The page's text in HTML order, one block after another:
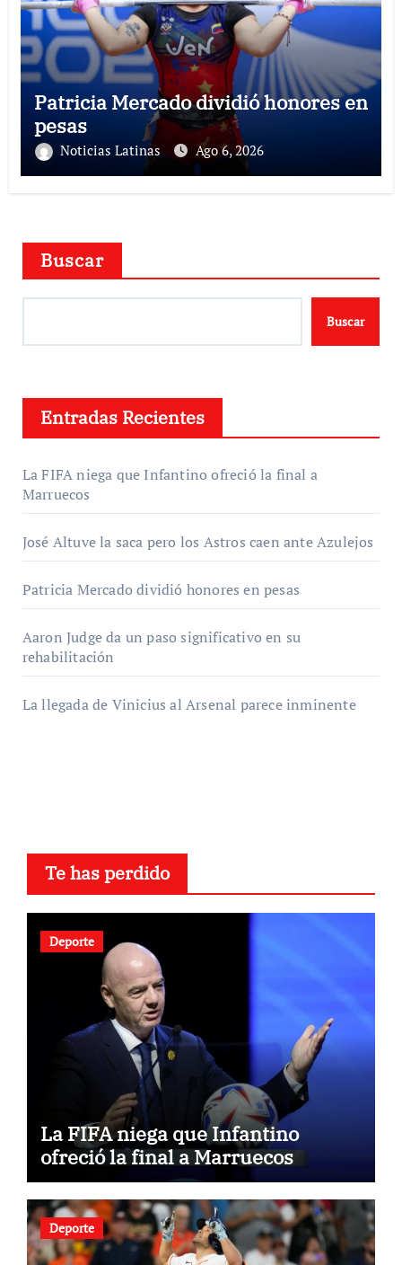
Patricia Mercado dividió honores en
pesas
Noticias Latinas Ago 6, 2026
Buscar
Buscar
Entradas Recientes
La FIFA niega que Infantino ofreció la final a
Marruecos
José Altuve la saca pero los Astros caen ante Azulejos
Patricia Mercado dividió honores en pesas
Aaron Judge da un paso significativo en su
rehabilitación
La llegada de Vinicius al Arsenal parece inminente
Te has perdido
Deporte
La FIFA niega que Infantino
ofreció la final a Marruecos
Deporte